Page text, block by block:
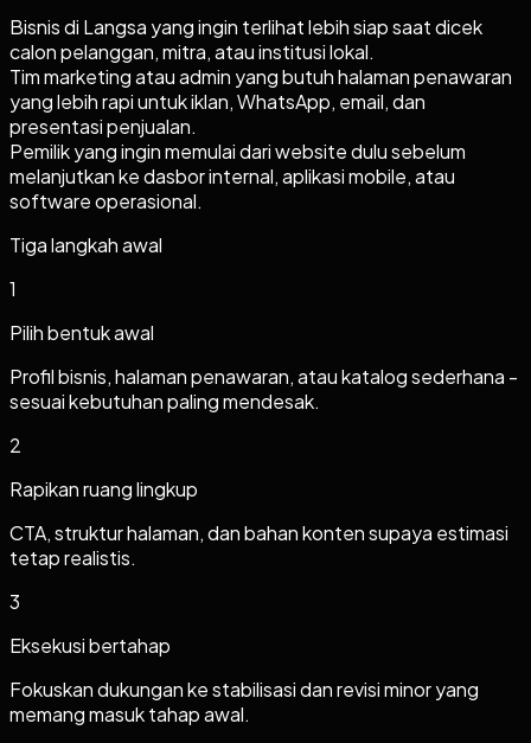
Bisnis di Langsa yang ingin terlihat lebih siap saat dicek
calon pelanggan, mitra, atau institusi lokal.
Tim marketing atau admin yang butuh halaman penawaran
yang lebih rapi untuk iklan, WhatsApp, email, dan
presentasi penjualan.
Pemilik yang ingin memulai dari website dulu sebelum
melanjutkan ke dasbor internal, aplikasi mobile, atau
software operasional.
Tiga langkah awal
1
Pilih bentuk awal
Profil bisnis, halaman penawaran, atau katalog sederhana -
sesuai kebutuhan paling mendesak.
2
Rapikan ruang lingkup
CTA, struktur halaman, dan bahan konten supaya estimasi
tetap realistis.
3
Eksekusi bertahap
Fokuskan dukungan ke stabilisasi dan revisi minor yang
memang masuk tahap awal.